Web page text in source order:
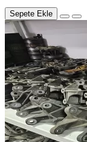
Sepete Ekle